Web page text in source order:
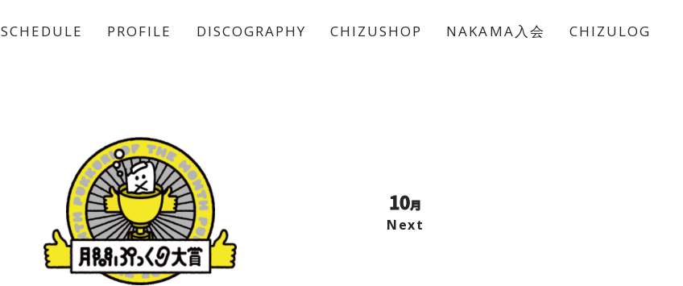
SCHEDULE PROFILE
香取 慎吾
DISCOGRAPHY CHIZUSHOP NAKAMA入会 CHIZULOG
10月
Next